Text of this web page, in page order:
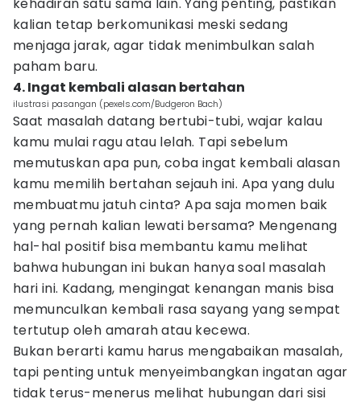
kalian tetap berkomunikasi meski sedang
menjaga jarak, agar tidak menimbulkan salah
paham baru.
4. Ingat kembali alasan bertahan
ilustrasi pasangan (pexels.com/Budgeron Bach)
Saat masalah datang bertubi-tubi, wajar kalau
kamu mulai ragu atau lelah. Tapi sebelum
memutuskan apa pun, coba ingat kembali alasan
kamu memilih bertahan sejauh ini. Apa yang dulu
membuatmu jatuh cinta? Apa saja momen baik
yang pernah kalian lewati bersama? Mengenang
hal-hal positif bisa membantu kamu melihat
bahwa hubungan ini bukan hanya soal masalah
hari ini. Kadang, mengingat kenangan manis bisa
memunculkan kembali rasa sayang yang sempat
tertutup oleh amarah atau kecewa.
Bukan berarti kamu harus mengabaikan masalah,
tapi penting untuk menyeimbangkan ingatan agar
tidak terus-menerus melihat hubungan dari sisi